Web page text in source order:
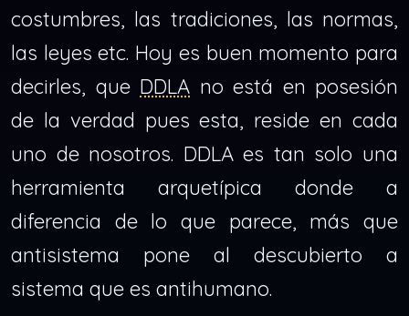
costumbres, las tradiciones, las normas,
las leyes etc. Hoy es buen momento para
decirles, que DDLA no está en posesión
de la verdad pues esta, reside en cada
uno de nosotros. DDLA es tan solo una
herramienta arquetípica donde a
diferencia de lo que parece, más que
antisistema pone al descubierto a
sistema que es antihumano.